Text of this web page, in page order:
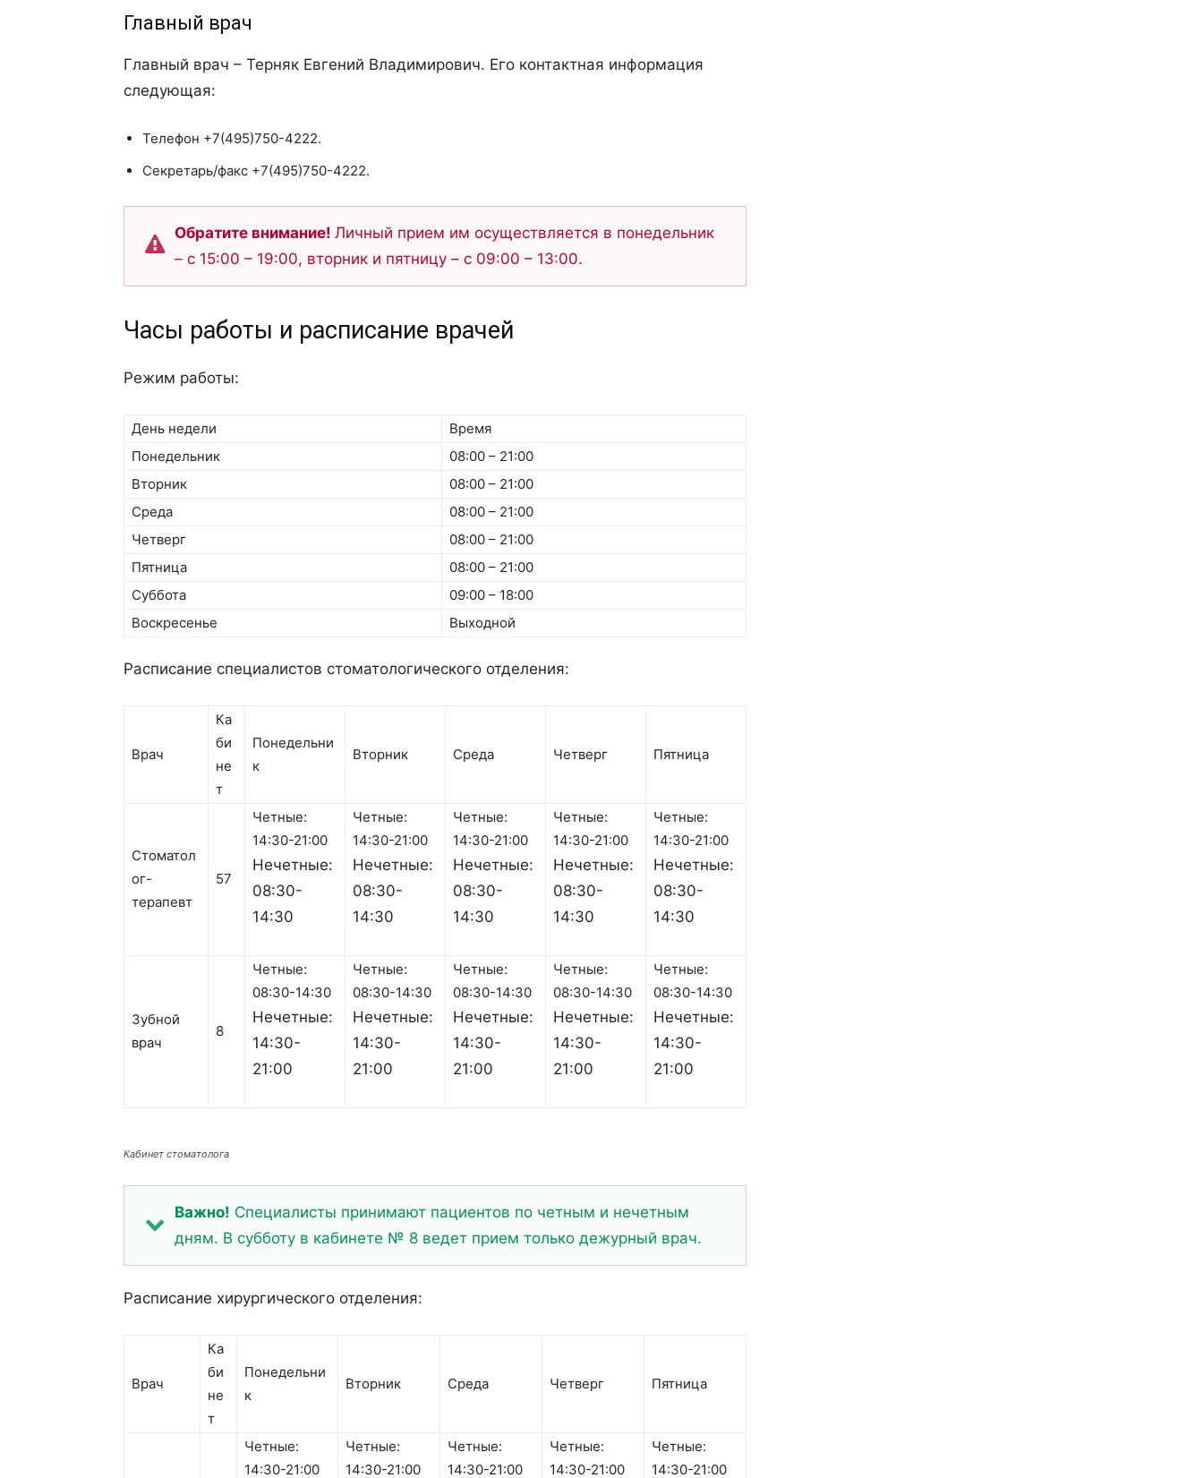
Главный врач
Главный врач – Терняк Евгений Владимирович. Его контактная информация
следующая:
Телефон +7(495)750-4222.
Секретарь/факс +7(495)750-4222.
Обратите внимание!Личный прием им осуществляется в понедельник
– с 15:00 – 19:00, вторник и пятницу – с 09:00 – 13:00.
Часы работы и расписание врачей
Режим работы:
День недели
Время
Понедельник
08:00 – 21:00
Вторник
08:00 – 21:00
Среда
08:00 – 21:00
Четверг
08:00 – 21:00
Пятница
08:00 – 21:00
Суббота
09:00 – 18:00
Воскресенье
Выходной
Расписание специалистов стоматологического отделения:
Врач
Ка
би
не
т
Понедельни
к
Вторник Среда Четверг Пятница
Стоматол
ог-
терапевт
57
Четные:
14:30-21:00
Нечетные:
08:30-
14:30
Четные:
14:30-21:00
Нечетные:
08:30-
14:30
Четные:
14:30-21:00
Нечетные:
08:30-
14:30
Четные:
14:30-21:00
Нечетные:
08:30-
14:30
Четные:
14:30-21:00
Нечетные:
08:30-
14:30
Зубной
врач
8
Четные:
08:30-14:30
Нечетные:
14:30-
21:00
Четные:
08:30-14:30
Нечетные:
14:30-
21:00
Четные:
08:30-14:30
Нечетные:
14:30-
21:00
Четные:
08:30-14:30
Нечетные:
14:30-
21:00
Четные:
08:30-14:30
Нечетные:
14:30-
21:00
Кабинет стоматолога
Важно! Специалисты принимают пациентов по четным и нечетным
дням. В субботу в кабинете № 8 ведет прием только дежурный врач.
Расписание хирургического отделения:
Врач
Ка
би
не
т
Понедельни
к
Вторник Среда Четверг Пятница
Четные:
14:30-21:00
Четные:
14:30-21:00
Четные:
14:30-21:00
Четные:
14:30-21:00
Четные:
14:30-21:00